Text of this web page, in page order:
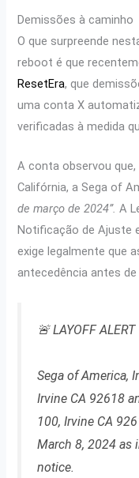
Demissões à caminho
O que surpreende
reboot é que
ResetEra, que
uma conta X
verificadas à medida
A conta observou
Califórnia, a Sega of
de março de 2024”. A
Notificação de Ajuste
exige legalmente que
antecedência antes
🚨 LAYOFF
Sega of America,
Irvine CA 92618
100, Irvine CA
March 8, 2024 as
notice.